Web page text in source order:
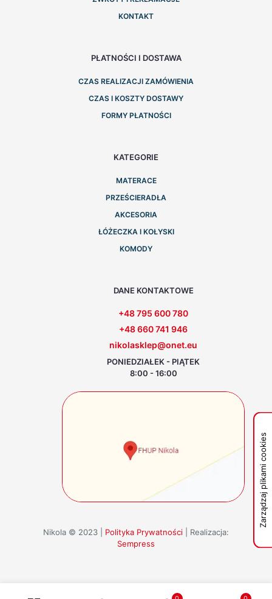
KONTAKT
PŁATNOŚCI I DOSTAWA
CZAS REALIZACJI ZAMÓWIENIA
CZAS I KOSZTY DOSTAWY
FORMY PŁATNOŚCI
KATEGORIE
MATERACE
PRZEŚCIERADŁA
AKCESORIA
ŁÓŻECZKA I KOŁYSKI
KOMODY
DANE KONTAKTOWE
+48 795 600 780
+48 660 741 946
nikolasklep@onet.eu
PONIEDZIAŁEK - PIĄTEK
8:00 - 16:00
Nikola © 2023 | Polityka Prywatności | Realizacja:
Sempress
Zarządzaj plikami cookies